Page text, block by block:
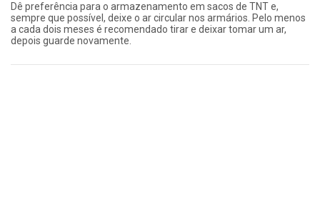
Dê preferência para o armazenamento em sacos de TNT e,
sempre que possível, deixe o ar circular nos armários. Pelo menos
a cada dois meses é recomendado tirar e deixar tomar um ar,
depois guarde novamente.